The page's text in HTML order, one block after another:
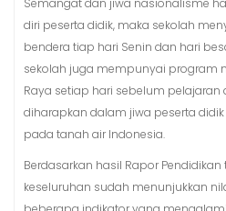
Semangat dan jiwa nasionalisme
diri peserta didik, maka sekolah
bendera tiap hari Senin dan hari
sekolah juga mempunyai program
Raya setiap hari sebelum pelajaran
diharapkan dalam jiwa peserta
pada tanah air Indonesia.
Berdasarkan hasil Rapor
keseluruhan sudah menunjukkan